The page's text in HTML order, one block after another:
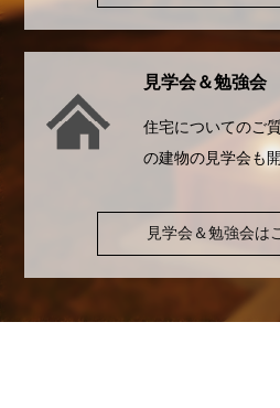
見学会＆勉強会
住宅についてのご
の建物の見学会も
見学会＆勉強会は